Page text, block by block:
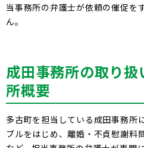
当事務所の弁護士が依頼の催促を
ん。
成田事務所の取り
所概要
多古町を担当している成田事務所
ブルをはじめ、離婚・不貞慰謝料